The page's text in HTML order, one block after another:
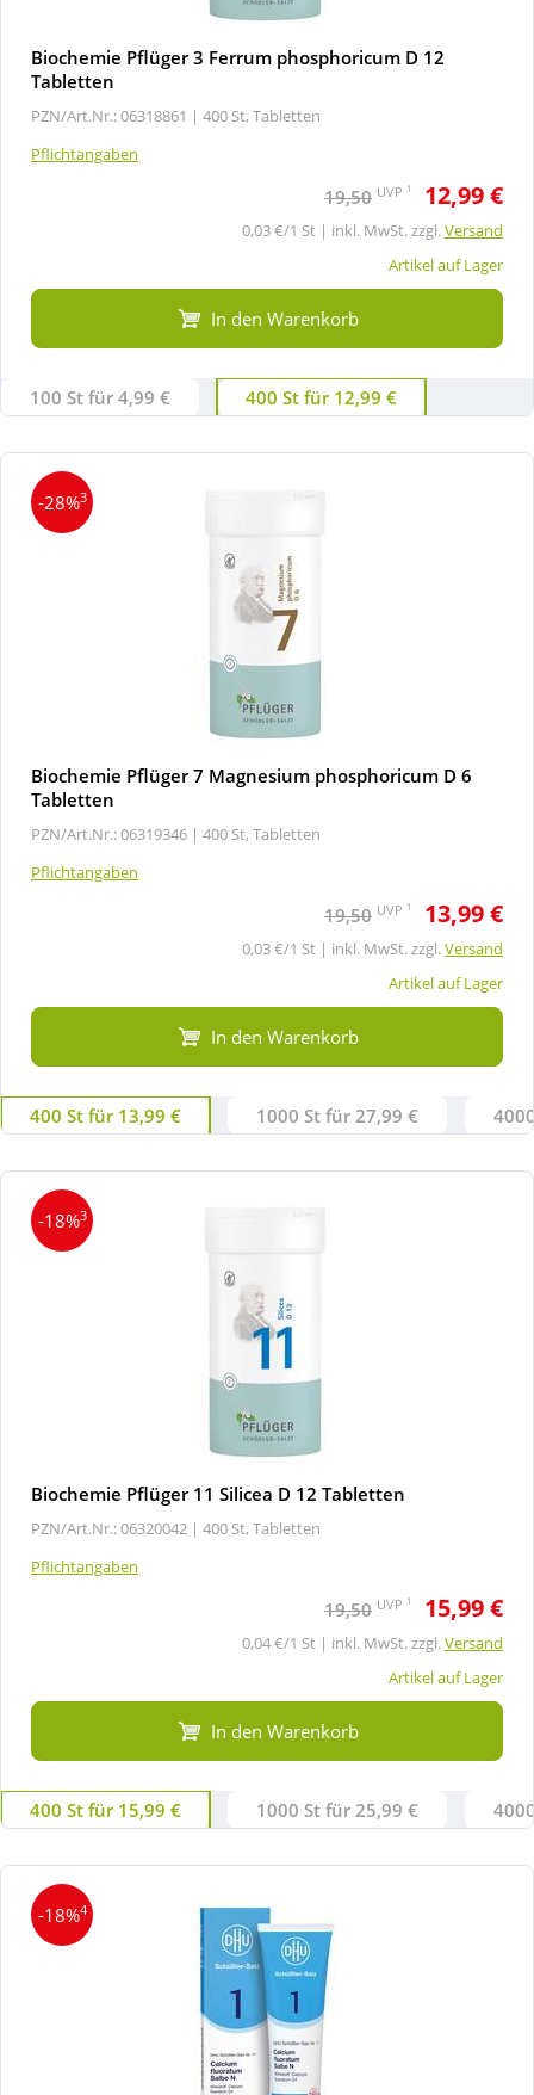
Biochemie Pflüger 3 Ferrum phosphoricum D 12
Tabletten
PZN/Art.Nr.: 06318861 | 400 St, Tabletten
Pflichtangaben
19,50 UVP 1 12,99 €
0,03 €/1 St | inkl. MwSt. zzgl.Versand
Artikel auf Lager
In den Warenkorb
100 St für 4,99 € 400 St für 12,99 €
-28%3
Biochemie Pflüger 7 Magnesium phosphoricum D 6
Tabletten
PZN/Art.Nr.: 06319346 | 400 St, Tabletten
Pflichtangaben
19,50 UVP 1 13,99 €
0,03 €/1 St | inkl. MwSt. zzgl.Versand
Artikel auf Lager
In den Warenkorb
400 St für 13,99 € 1000 St für 27,99 €
-18%3
Biochemie Pflüger 11 Silicea D 12 Tabletten
PZN/Art.Nr.: 06320042 | 400 St, Tabletten
Pflichtangaben
19,50 UVP 1 15,99 €
0,04 €/1 St | inkl. MwSt. zzgl.Versand
Artikel auf Lager
In den Warenkorb
400 St für 15,99 € 1000 St für 25,99 €
-18%4